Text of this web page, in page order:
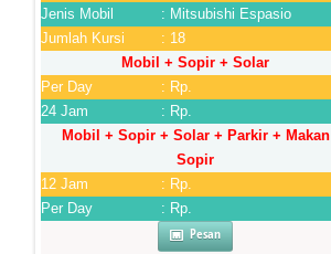
Jenis Mobil
: Mitsubishi Espasio
Jumlah Kursi
: 18
Mobil + Sopir + Solar
Per Day
: Rp.
24 Jam
: Rp.
Mobil + Sopir + Solar + Parkir + Makan
Sopir
12 Jam
: Rp.
Per Day
: Rp.
Pesan